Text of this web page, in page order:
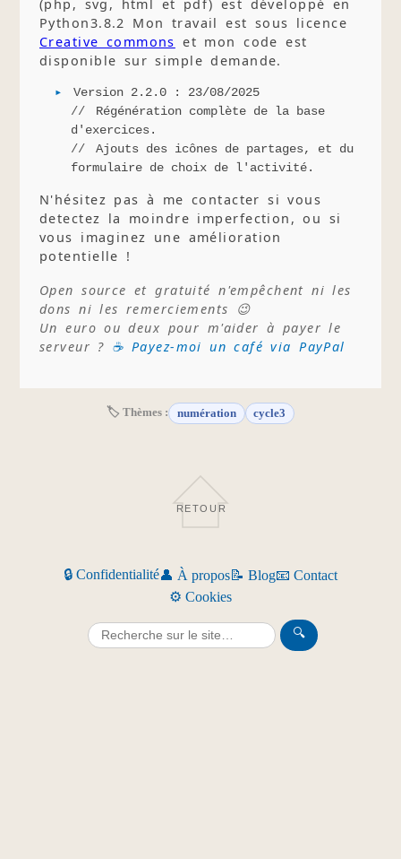
(php, svg, html et pdf) est développé en
Python3.8.2 Mon travail est sous licence
Creative commons et mon code est
disponible sur simple demande.
Version 2.2.0 : 23/08/2025
Régénération complète de la base
d'exercices.
Ajouts des icônes de partages, et du
formulaire de choix de l'activité.
N'hésitez pas à me contacter si vous
detectez la moindre imperfection, ou si
vous imaginez une amélioration
potentielle !
Open source et gratuité n'empêchent ni les
dons ni les remerciements 😉
Un euro ou deux pour m'aider à payer le
serveur ? ☕ Payez-moi un café via PayPal
🏷 Thèmes : numération cycle3
RETOUR
🔒 Confidentialité👤 À propos📝 Blog📧 Contact
⚙️ Cookies
🔍